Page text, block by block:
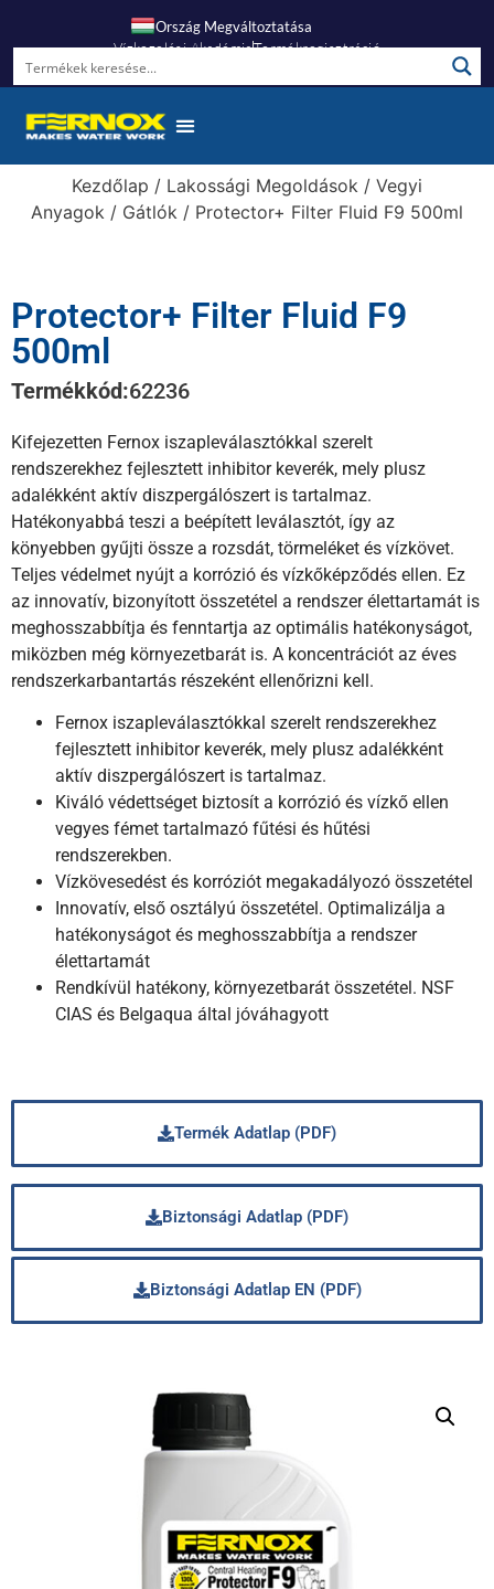
Ország Megváltoztatása
Vízkezelési AkadémiaTermékregisztráció
Kezdőlap / Lakossági Megoldások / Vegyi
Anyagok / Gátlók / Protector+ Filter Fluid F9 500ml
Protector+ Filter Fluid F9
500ml
Termékkód:62236
Kifejezetten Fernox iszapleválasztókkal szerelt
rendszerekhez fejlesztett inhibitor keverék, mely plusz
adalékként aktív diszpergálószert is tartalmaz.
Hatékonyabbá teszi a beépített leválasztót, így az
könyebben gyűjti össze a rozsdát, törmeléket és vízkövet.
Teljes védelmet nyújt a korrózió és vízkőképződés ellen. Ez
az innovatív, bizonyított összetétel a rendszer élettartamát is
meghosszabbítja és fenntartja az optimális hatékonyságot,
miközben még környezetbarát is. A koncentrációt az éves
rendszerkarbantartás részeként ellenőrizni kell.
Fernox iszapleválasztókkal szerelt rendszerekhez
fejlesztett inhibitor keverék, mely plusz adalékként
aktív diszpergálószert is tartalmaz.
Kiváló védettséget biztosít a korrózió és vízkő ellen
vegyes fémet tartalmazó fűtési és hűtési
rendszerekben.
Vízkövesedést és korróziót megakadályozó összetétel
Innovatív, első osztályú összetétel. Optimalizálja a
hatékonyságot és meghosszabbítja a rendszer
élettartamát
Rendkívül hatékony, környezetbarát összetétel. NSF
CIAS és Belgaqua által jóváhagyott
Termék Adatlap (PDF)
Biztonsági Adatlap (PDF)
Biztonsági Adatlap EN (PDF)